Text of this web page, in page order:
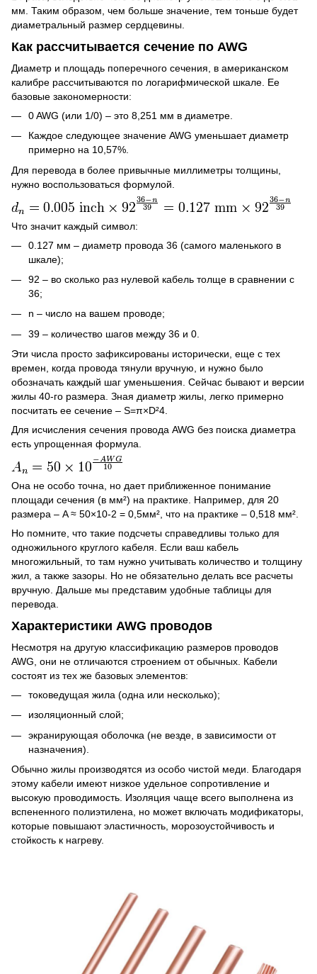
мм. Таким образом, чем больше значение, тем тоньше будет
диаметральный размер сердцевины.
Как рассчитывается сечение по AWG
Диаметр и площадь поперечного сечения, в американском
калибре рассчитываются по логарифмической шкале. Ее
базовые закономерности:
0 AWG (или 1/0) – это 8,251 мм в диаметре.
Каждое следующее значение AWG уменьшает диаметр
примерно на 10,57%.
Для перевода в более привычные миллиметры толщины,
нужно воспользоваться формулой.
Что значит каждый символ:
0.127 мм – диаметр провода 36 (самого маленького в
шкале);
92 – во сколько раз нулевой кабель толще в сравнении с
36;
n – число на вашем проводе;
39 – количество шагов между 36 и 0.
Эти числа просто зафиксированы исторически, еще с тех
времен, когда провода тянули вручную, и нужно было
обозначать каждый шаг уменьшения. Сейчас бывают и версии
жилы 40-го размера. Зная диаметр жилы, легко примерно
посчитать ее сечение – S=π×D²4.
Для исчисления сечения провода AWG без поиска диаметра
есть упрощенная формула.
Она не особо точна, но дает приближенное понимание
площади сечения (в мм²) на практике. Например, для 20
размера – A ≈ 50×10-2 = 0,5мм², что на практике – 0,518 мм².
Но помните, что такие подсчеты справедливы только для
одножильного круглого кабеля. Если ваш кабель
многожильный, то там нужно учитывать количество и толщину
жил, а также зазоры. Но не обязательно делать все расчеты
вручную. Дальше мы представим удобные таблицы для
перевода.
Характеристики AWG проводов
Несмотря на другую классификацию размеров проводов
AWG, они не отличаются строением от обычных. Кабели
состоят из тех же базовых элементов:
токоведущая жила (одна или несколько);
изоляционный слой;
экранирующая оболочка (не везде, в зависимости от
назначения).
Обычно жилы производятся из особо чистой меди. Благодаря
этому кабели имеют низкое удельное сопротивление и
высокую проводимость. Изоляция чаще всего выполнена из
вспененного полиэтилена, но может включать модификаторы,
которые повышают эластичность, морозоустойчивость и
стойкость к нагреву.